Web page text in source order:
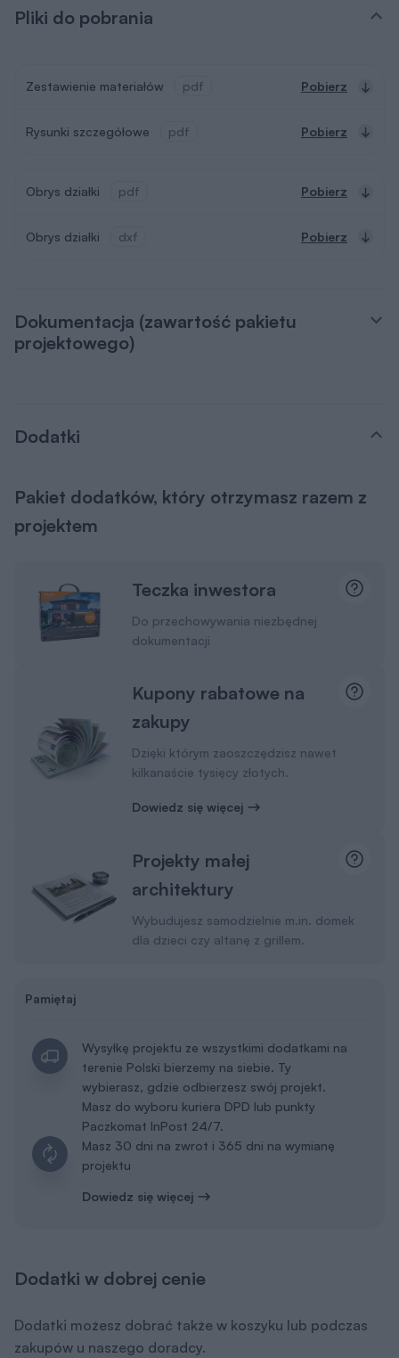
Pliki do pobrania
Zestawienie materiałów pdf Pobierz
Rysunki szczegółowe pdf Pobierz
Obrys działki pdf Pobierz
Obrys działki dxf Pobierz
Dokumentacja (zawartość pakietu
projektowego)
Dodatki
Pakiet dodatków, który otrzymasz razem z
projektem
Teczka inwestora
Do przechowywania niezbędnej
dokumentacji
Kupony rabatowe na
zakupy
Dzięki którym zaoszczędzisz nawet
kilkanaście tysięcy złotych.
Dowiedz się więcej
Projekty małej
architektury
Wybudujesz samodzielnie m.in. domek
dla dzieci czy altanę z grillem.
Pamiętaj
Wysyłkę projektu ze wszystkimi dodatkami na
terenie Polski bierzemy na siebie. Ty
wybierasz, gdzie odbierzesz swój projekt.
Masz do wyboru kuriera DPD lub punkty
Paczkomat InPost 24/7.
Masz 30 dni na zwrot i 365 dni na wymianę
projektu
Dowiedz się więcej
Dodatki w dobrej cenie
Dodatki możesz dobrać także w koszyku lub podczas
zakupów u naszego doradcy.